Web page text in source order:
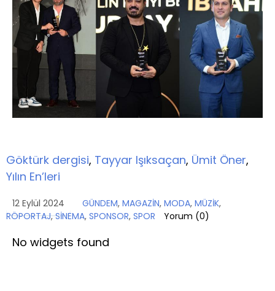
Göktürk dergisi, Tayyar Işıksaçan, Ümit Öner,
Yılın En’leri
12 Eylül 2024 GÜNDEM, MAGAZİN, MODA, MÜZİK,
RÖPORTAJ,SİNEMA, SPONSOR, SPOR Yorum (0)
No widgets found